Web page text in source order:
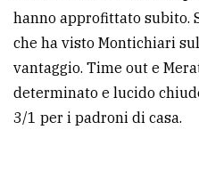
hanno approfittato subito.
che ha visto Montichiari
vantaggio. Time out e
determinato e lucido
3/1 per i padroni di casa.